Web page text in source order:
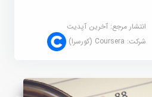
انتشار مرجع:آخرین آپدیت
شرکت:Coursera (کورسرا)